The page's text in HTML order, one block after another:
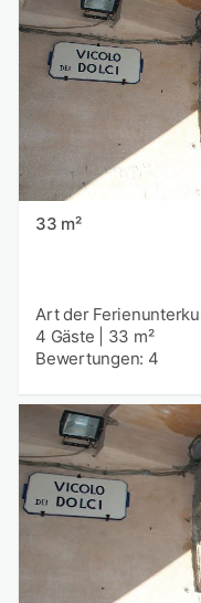
33 m²
Art der
4 Gäste
33 m²
Bewertungen: 4